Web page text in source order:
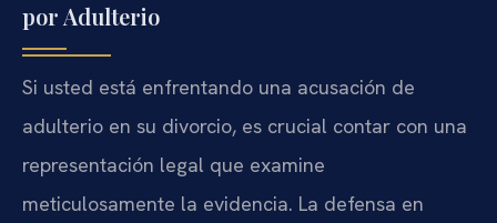
por Adulterio
Si usted está enfrentando una acusación de
adulterio en su divorcio, es crucial contar con una
representación legal que examine
meticulosamente la evidencia. La defensa en